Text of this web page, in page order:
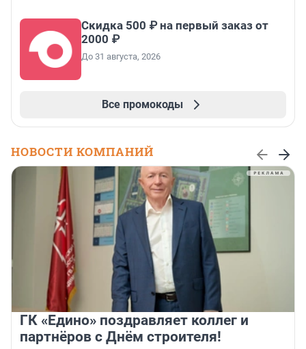
Скидка 500 ₽ на первый заказ от
2000 ₽
До 31 августа, 2026
Все промокоды
НОВОСТИ КОМПАНИЙ
ГК «Едино» поздравляет коллег и
партнёров с Днём строителя!